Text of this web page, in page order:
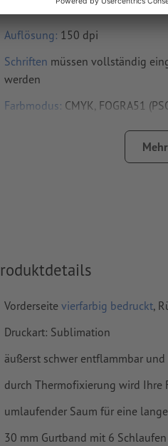
Sichtbarer Bereich: 147 x 397 cm
Auflösung: 150 dpi
Schriften müssen vollständig
werden
Farbmodus: CMYK, FOGRA51
Rechtschreib- und Satzfehler
Überdruckeneinstellungen
Vorderseite vierfarbig bedruckt,
Druckart: Sublimation
äußerst schwer entflammbar
durch Thermofixierung wird Ihre
umlaufender Saum für eine
30 mm Gurtband mit 6